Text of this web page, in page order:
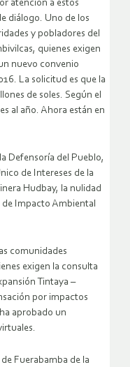
atención a estos
diálogo. Uno de los
y pobladores del
quienes exigen
nuevo convenio
La solicitud es que la
de soles. Según el
al año. Ahora están en
Defensoría del Pueblo,
de Intereses de la
Hudbay, la nulidad
Impacto Ambiental
comunidades
exigen la consulta
Tintaya –
por impactos
aprobado un
Fuerabamba de la